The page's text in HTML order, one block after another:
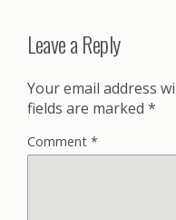
Leave a Reply
Your email address
fields are marked *
Comment *